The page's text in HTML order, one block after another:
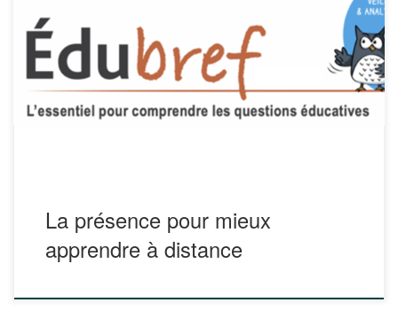
d’Annie Jézégou, accompagnée de suggestions pratiques
pour l’enseignement hybride et à distance est proposé dans
EduBref n°14. https://veille-et-analyses.ens-
lyon.fr/Edubref/detailsEdubref.php?
parent=accueil&edubref=26 Dans le cadre de la formation,
la distance peut affecter la persévérance des apprenant·es.
Pour y remédier, la présence à distance désigne une
La présence pour mieux
apprendre à distance